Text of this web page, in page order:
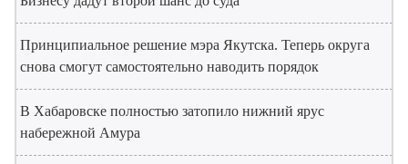
Принципиальное решение мэра Якутска. Теперь округа
снова смогут самостоятельно наводить порядок
В Хабаровске полностью затопило нижний ярус
набережной Амура